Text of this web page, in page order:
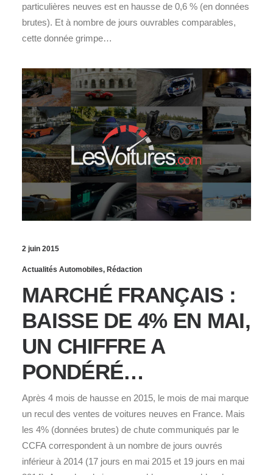
particulières neuves est en hausse de 0,6 % (en données
brutes). Et à nombre de jours ouvrables comparables,
cette donnée grimpe…
2 juin 2015
Actualités Automobiles, Rédaction
MARCHÉ FRANÇAIS :
BAISSE DE 4% EN MAI,
UN CHIFFRE A
PONDÉRÉ…
Après 4 mois de hausse en 2015, le mois de mai marque
un recul des ventes de voitures neuves en France. Mais
les 4% (données brutes) de chute communiqués par le
CCFA correspondent à un nombre de jours ouvrés
inférieur à 2014 (17 jours en mai 2015 et 19 jours en mai